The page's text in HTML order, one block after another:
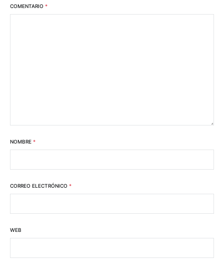
COMENTARIO *
NOMBRE *
CORREO ELECTRÓNICO *
WEB